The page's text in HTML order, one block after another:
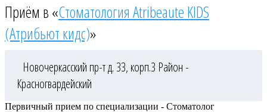
Приём в «Стоматология Atribeaute KIDS
(Атрибьют кидс)»
Новочеркасский пр-т д. 33, корп.3 Район -
Красногвардейский
Первичный прием по специализации - Стоматолог